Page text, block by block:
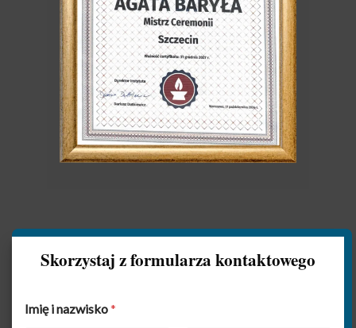
Skorzystaj z formularza kontaktowego
Imię i nazwisko*